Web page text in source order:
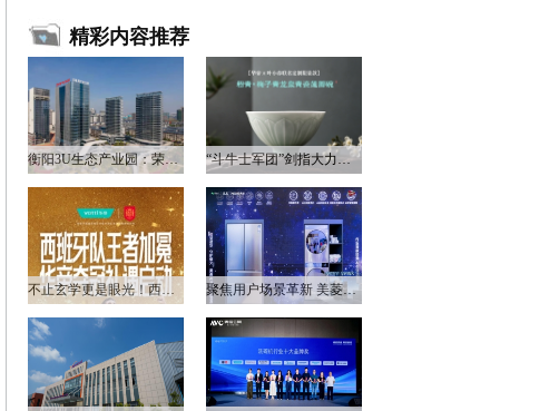
精彩内容推荐
衡阳3U生态产业园：荣电集团的政企合作新答卷 “斗牛士军团”剑指大力神杯，华帝以“一瓷一金”静候荣光
不止玄学更是眼光！西班牙队夺冠，华帝火速官宣启动兑奖福利 聚焦用户场景革新 美菱产品创新打造差异化居家体验